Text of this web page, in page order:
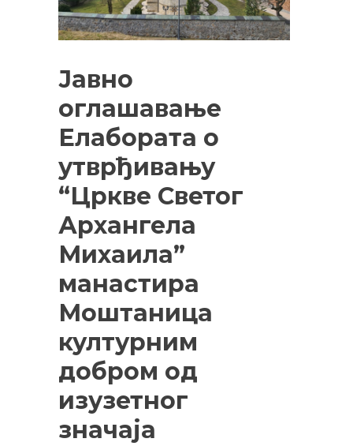
Јавно
оглашавање
Елабората о
утврђивању
“Цркве Светог
Архангела
Михаила”
манастира
Моштаница
културним
добром од
изузетног
значаја